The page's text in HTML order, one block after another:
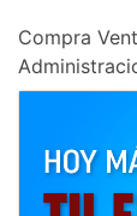
Compra